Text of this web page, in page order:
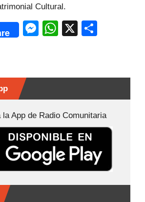
Cultural.
M
s
g
er
W
s
p
X
p
la App de Radio Comunitaria